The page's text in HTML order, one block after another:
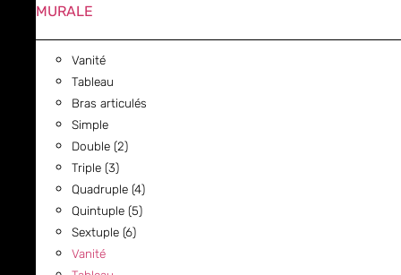
MURALE
Vanité
Tableau
Bras articulés
Simple
Double (2)
Triple (3)
Quadruple (4)
Quintuple (5)
Sextuple (6)
Vanité